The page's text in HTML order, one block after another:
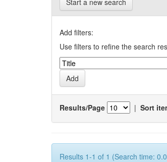
Start a new search
Add filters:
Use filters to refine the search
Results/Page | Sort
Results 1-1 of 1 (Search time: